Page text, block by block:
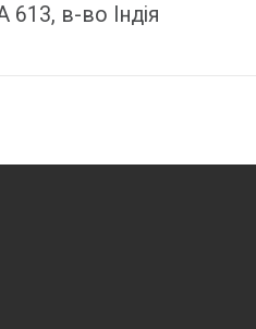
в-во Індія